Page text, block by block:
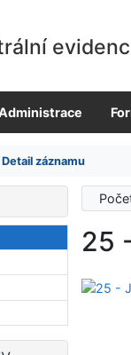
Detail záznamu
25